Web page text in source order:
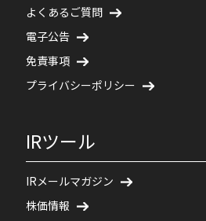
よくあるご質問
電子公告
免責事項
プライバシーポリシー
IRツール
IRメールマガジン
株価情報